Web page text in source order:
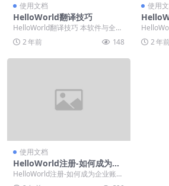
使用文档
HelloWorld翻译技巧
HelloWorld翻译技巧 本软件与全球
最优翻译引擎合作， 可实现全球各
大社交...
2 年前 148
使用
户只能
件之后...
2 年
使用文档
HelloWorld注册-如何成为企
业账户？
HelloWorld注册-如何成为企业账
户？ 用户注册成功之后，购买两份